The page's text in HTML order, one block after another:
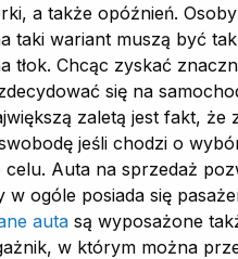
a także opóźnień. Osoby
taki wariant muszą być
tłok. Chcąc zyskać
się na
zaletą jest fakt, że
jeśli chodzi o
celu. Auta na sprzedaż
w ogóle posiada się
auta są wyposażone
w którym można